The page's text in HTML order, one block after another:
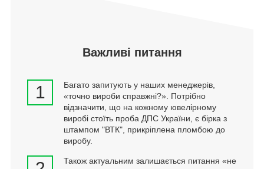
Важливі питання
1
Багато запитують у наших менеджерів,
«точно вироби справжні?». Потрібно
відзначити, що на кожному ювелірному
виробі стоїть проба ДПС України, є бірка з
штампом "ВТК", прикріплена пломбою до
виробу.
Також актуальним залишається питання «не